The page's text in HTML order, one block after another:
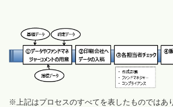
※上記はプロセスのすべてを表したものではあ